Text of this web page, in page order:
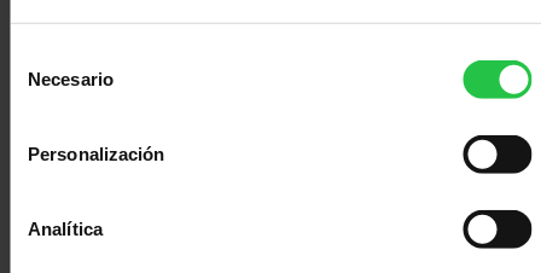
Necesario
Personalización
Analítica
el angustioso